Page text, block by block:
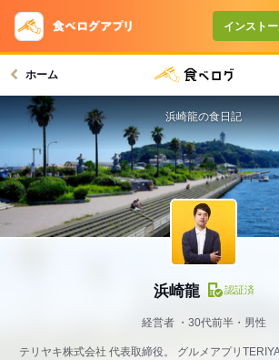
インスト
ホーム
浜崎龍 認証済
経営者 30代前半・男性
テリヤキ株式会社 代表取締役。 グルメアプリ
浜崎龍の食日記